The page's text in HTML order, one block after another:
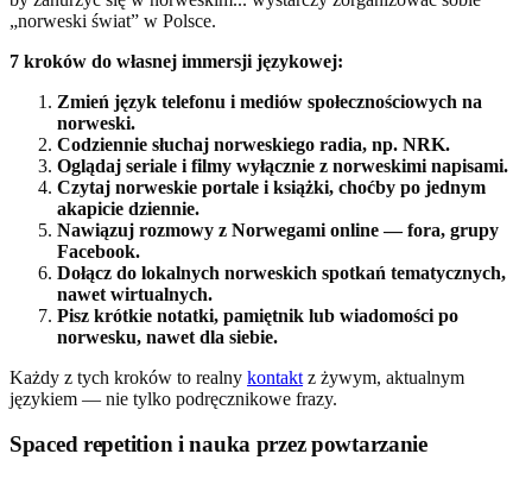
„norweski świat” w Polsce.
7 kroków do własnej immersji językowej:
Zmień język telefonu i mediów społecznościowych na
norweski.
Codziennie słuchaj norweskiego radia, np. NRK.
Oglądaj seriale i filmy wyłącznie z norweskimi napisami.
Czytaj norweskie portale i książki, choćby po jednym
akapicie dziennie.
Nawiązuj rozmowy z Norwegami online — fora, grupy
Facebook.
Dołącz do lokalnych norweskich spotkań tematycznych,
nawet wirtualnych.
Pisz krótkie notatki, pamiętnik lub wiadomości po
norwesku, nawet dla siebie.
Każdy z tych kroków to realny kontakt z żywym, aktualnym
językiem — nie tylko podręcznikowe frazy.
Spaced repetition i nauka przez powtarzanie